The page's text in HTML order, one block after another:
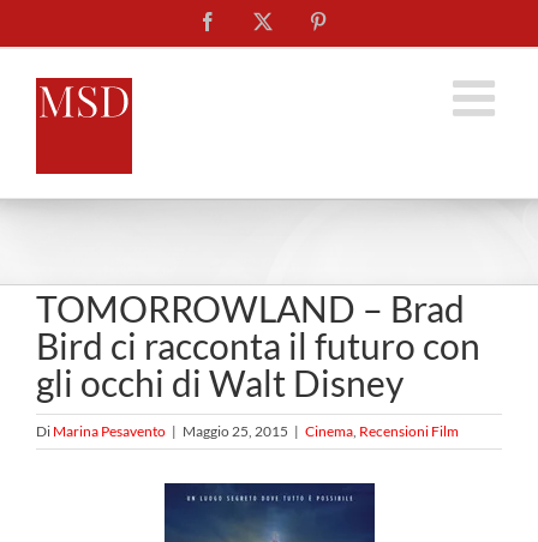
al
contenuto
Facebook
TOMORROWLAND – Brad
Bird ci racconta il futuro con
gli occhi di Walt Disney
Di Marina Pesavento | Maggio 25, 2015 | Cinema, Recensioni Film